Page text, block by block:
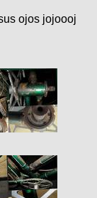
ojos jojoooj